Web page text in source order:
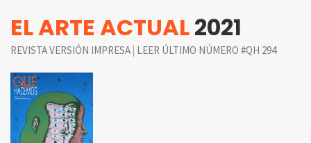
EL ARTE ACTUAL2021
REVISTA VERSIÓN IMPRESA | LEER ÚLTIMO NÚMERO #QH 294